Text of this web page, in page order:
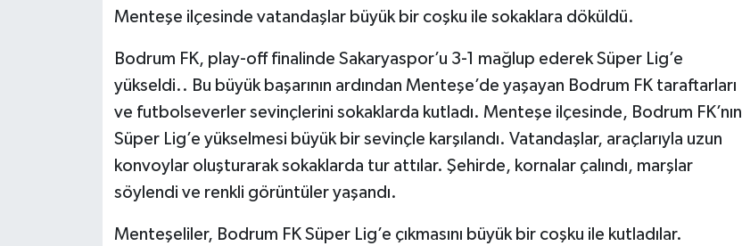
Menteşe ilçesinde vatandaşlar büyük bir coşku ile sokaklara döküldü.
Bodrum FK, play-off finalinde Sakaryaspor’u 3-1 mağlup ederek Süper Lig’e
yükseldi.. Bu büyük başarının ardından Menteşe’de yaşayan Bodrum FK taraftarları
ve futbolseverler sevinçlerini sokaklarda kutladı. Menteşe ilçesinde, Bodrum FK’nın
Süper Lig’e yükselmesi büyük bir sevinçle karşılandı. Vatandaşlar, araçlarıyla uzun
konvoylar oluşturarak sokaklarda tur attılar. Şehirde, kornalar çalındı, marşlar
söylendi ve renkli görüntüler yaşandı.
Menteşeliler, Bodrum FK Süper Lig’e çıkmasını büyük bir coşku ile kutladılar.